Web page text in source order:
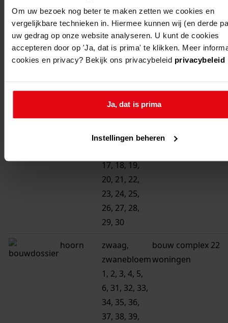
Om uw bezoek nog beter te maken zetten we cookies en
vergelijkbare technieken in. Hiermee kunnen wij (en derde
uw gedrag op onze website analyseren. U kunt de cookies
accepteren door op 'Ja, dat is prima' te klikken. Meer
cookies en privacy? Bekijk ons privacybeleid privacybeleid
Ja, dat is prima
Instellingen beheren
3
hoorn
zwaag,
zwanebloem
aanbouw dubbele
berging
hoorn
zwaag,
zwanebloem
7, 8, 9, 10,
11, 12, 13,
17, 18, 19,
20, 21, 22,
23, 24, 25,
26, 27, 28,
29, 30
bouw complex 24
woningen
hoorn
zwaag,
zwanebloem
1, 2, 3, 4, 5,
6, 31, 32, 33,
34, 35, 36,
37, 38, 39,
bouw complex 22
woningen